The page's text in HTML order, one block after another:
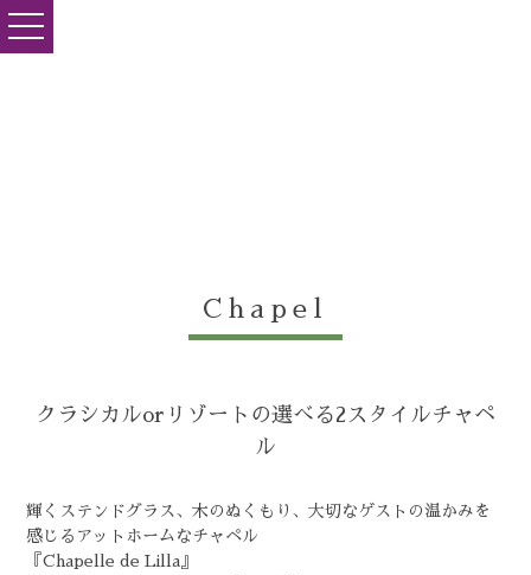
toggle
navigation
Chapel
クラシカルorリゾートの選べる2スタイルチャペ
ル
輝くステンドグラス、木のぬくもり、大切なゲストの温かみを
感じるアットホームなチャペル
『Chapelle de Lilla』